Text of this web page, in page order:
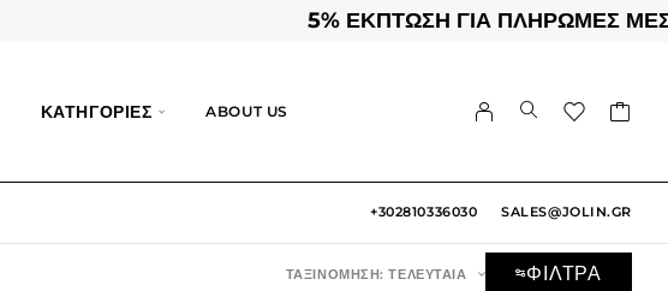
5% ΕΚΠΤΩΣΗ ΓΙΑ ΠΛΗΡΩΜΕΣ
ΚΑΤΗΓΟΡΙΕΣ ABOUT US
+302810336030 SALES@JOLIN.GR
ΤΑΞΙΝΌΜΗΣΗ: ΤΕΛΕΥΤΑΊΑ ΦΙΛΤΡΑ